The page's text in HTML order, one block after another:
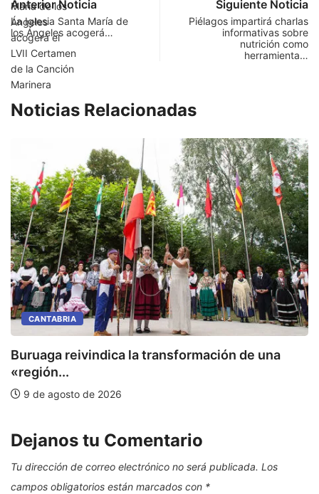
Anterior Noticia
La Iglesia Santa María de
los Ángeles acogerá…
Siguiente Noticia
Piélagos impartirá charlas
informativas sobre
nutrición como
herramienta…
Noticias Relacionadas
CANTABRIA
Buruaga reivindica la transformación de una
«región...
9 de agosto de 2026
Dejanos tu Comentario
Tu dirección de correo electrónico no será publicada. Los
campos obligatorios están marcados con *